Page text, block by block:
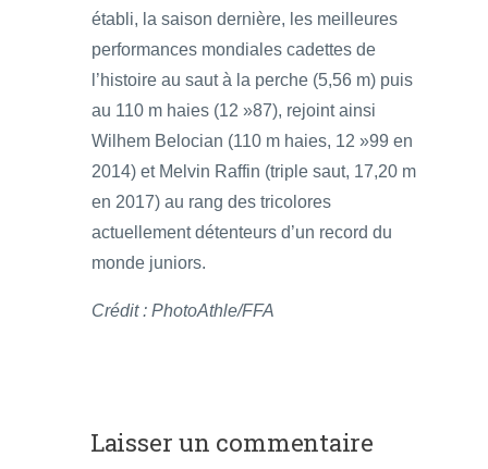
établi, la saison dernière, les meilleures
performances mondiales cadettes de
l’histoire au saut à la perche (5,56 m) puis
au 110 m haies (12 »87), rejoint ainsi
Wilhem Belocian (110 m haies, 12 »99 en
2014) et Melvin Raffin (triple saut, 17,20 m
en 2017) au rang des tricolores
actuellement détenteurs d’un record du
monde juniors.
Crédit : PhotoAthle/FFA
Laisser un commentaire